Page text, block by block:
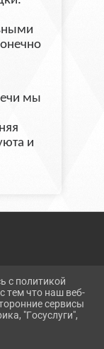
мы
и
ДАННЫХ
с политикой
тем что наш веб-
сервисы
"Госуслуги",